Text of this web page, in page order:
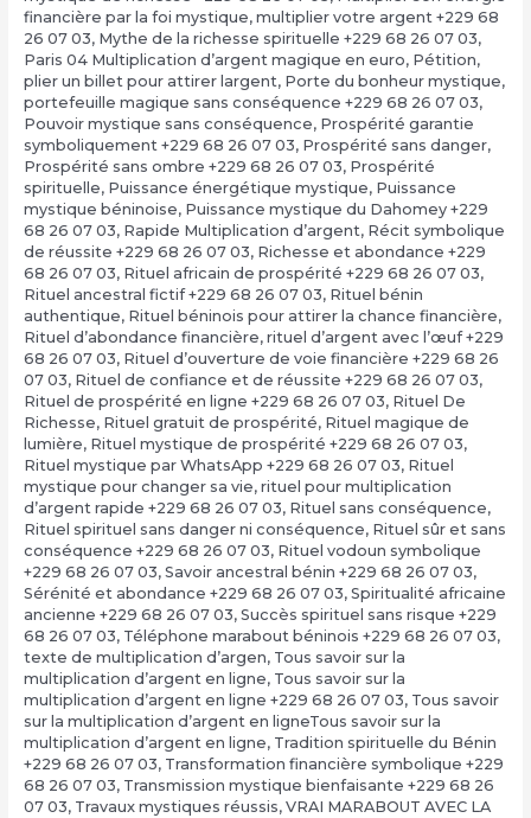
financière par la foi mystique, multiplier votre argent +229 68
26 07 03, Mythe de la richesse spirituelle +229 68 26 07 03,
Paris 04 Multiplication d’argent magique en euro, Pétition,
plier un billet pour attirer largent, Porte du bonheur mystique,
portefeuille magique sans conséquence +229 68 26 07 03,
Pouvoir mystique sans conséquence, Prospérité garantie
symboliquement +229 68 26 07 03, Prospérité sans danger,
Prospérité sans ombre +229 68 26 07 03, Prospérité
spirituelle, Puissance énergétique mystique, Puissance
mystique béninoise, Puissance mystique du Dahomey +229
68 26 07 03, Rapide Multiplication d’argent, Récit symbolique
de réussite +229 68 26 07 03, Richesse et abondance +229
68 26 07 03, Rituel africain de prospérité +229 68 26 07 03,
Rituel ancestral fictif +229 68 26 07 03, Rituel bénin
authentique, Rituel béninois pour attirer la chance financière,
Rituel d’abondance financière, rituel d’argent avec l’œuf +229
68 26 07 03, Rituel d’ouverture de voie financière +229 68 26
07 03, Rituel de confiance et de réussite +229 68 26 07 03,
Rituel de prospérité en ligne +229 68 26 07 03, Rituel De
Richesse, Rituel gratuit de prospérité, Rituel magique de
lumière, Rituel mystique de prospérité +229 68 26 07 03,
Rituel mystique par WhatsApp +229 68 26 07 03, Rituel
mystique pour changer sa vie, rituel pour multiplication
d’argent rapide +229 68 26 07 03, Rituel sans conséquence,
Rituel spirituel sans danger ni conséquence, Rituel sûr et sans
conséquence +229 68 26 07 03, Rituel vodoun symbolique
+229 68 26 07 03, Savoir ancestral bénin +229 68 26 07 03,
Sérénité et abondance +229 68 26 07 03, Spiritualité africaine
ancienne +229 68 26 07 03, Succès spirituel sans risque +229
68 26 07 03, Téléphone marabout béninois +229 68 26 07 03,
texte de multiplication d’argen, Tous savoir sur la
multiplication d’argent en ligne, Tous savoir sur la
multiplication d’argent en ligne +229 68 26 07 03, Tous savoir
sur la multiplication d’argent en ligneTous savoir sur la
multiplication d’argent en ligne, Tradition spirituelle du Bénin
+229 68 26 07 03, Transformation financière symbolique +229
68 26 07 03, Transmission mystique bienfaisante +229 68 26
07 03, Travaux mystiques réussis, VRAI MARABOUT AVEC LA